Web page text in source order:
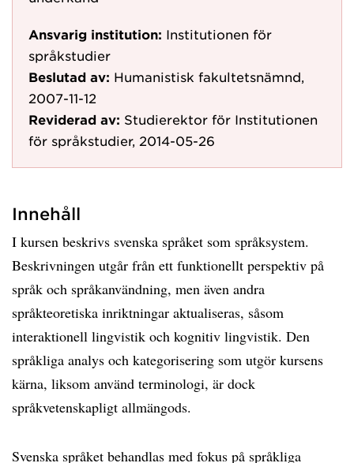
Ansvarig institution: Institutionen för
språkstudier
Beslutad av: Humanistisk fakultetsnämnd,
2007-11-12
Reviderad av: Studierektor för Institutionen
för språkstudier, 2014-05-26
Innehåll
I kursen beskrivs svenska språket som språksystem.
Beskrivningen utgår från ett funktionellt perspektiv på
språk och språkanvändning, men även andra
språkteoretiska inriktningar aktualiseras, såsom
interaktionell lingvistik och kognitiv lingvistik. Den
språkliga analys och kategorisering som utgör kursens
kärna, liksom använd terminologi, är dock
språkvetenskapligt allmängods.
Svenska språket behandlas med fokus på språkliga